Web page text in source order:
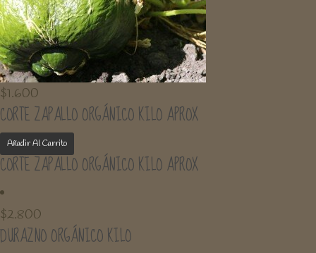
$1.600
CORTE ZAPALLO ORGÁNICO KILO APROX
Añadir Al Carrito
CORTE ZAPALLO ORGÁNICO KILO APROX
$2.800
DURAZNO ORGÁNICO KILO